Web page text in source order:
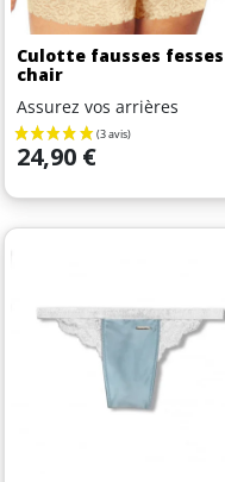
Culotte fausses fesses
chair
Assurez vos arrières
Prix
24,90 €